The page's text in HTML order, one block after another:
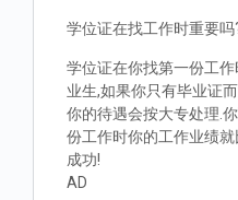
学位证在找工作时重要吗
学位证在你找第一份工
业生,如果你只有毕业证
你的待遇会按大专处理.
份工作时你的工作业绩
成功!
AD